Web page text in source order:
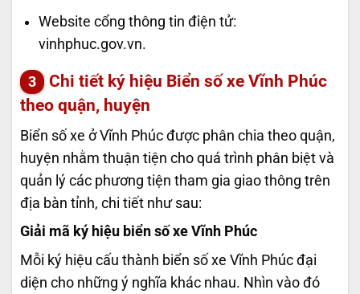
Website cổng thông tin điện tử:
vinhphuc.gov.vn.
Chi tiết ký hiệu Biển số xe Vĩnh Phúc
theo quận, huyện
Biển số xe ở Vĩnh Phúc được phân chia theo quận,
huyện nhằm thuận tiện cho quá trình phân biệt và
quản lý các phương tiện tham gia giao thông trên
địa bàn tỉnh, chi tiết như sau:
Giải mã ký hiệu biển số xe Vĩnh Phúc
Mỗi ký hiệu cấu thành biển số xe Vĩnh Phúc đại
diện cho những ý nghĩa khác nhau. Nhìn vào đó